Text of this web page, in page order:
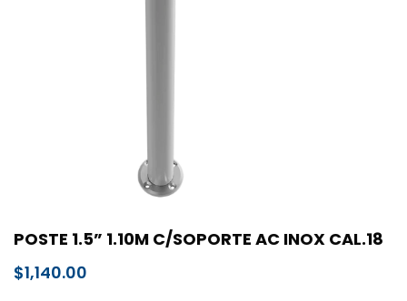
POSTE 1.5” 1.10M C/SOPORTE AC INOX CAL.18
$1,140.00